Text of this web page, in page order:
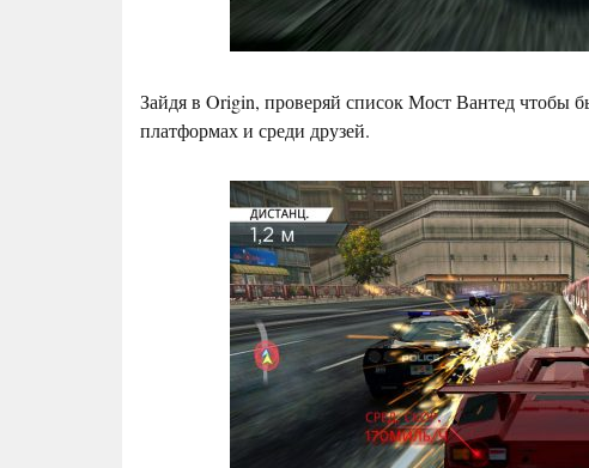
Зайдя в Origin, проверяй список Мост Вантед чтобы
платформах и среди друзей.